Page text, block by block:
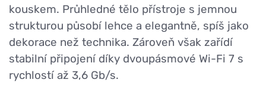
kouskem. Průhledné tělo přístroje s jemnou
strukturou působí lehce a elegantně, spíš jako
dekorace než technika. Zároveň však zařídí
stabilní připojení díky dvoupásmové Wi-Fi 7 s
rychlostí až 3,6 Gb/s.